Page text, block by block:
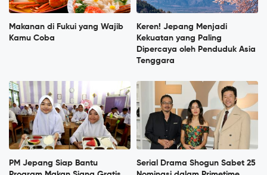
Makanan di Fukui yang Wajib
Kamu Coba
Keren! Jepang Menjadi
Kekuatan yang Paling
Dipercaya oleh Penduduk Asia
Tenggara
PM Jepang Siap Bantu
Serial Drama Shogun Sabet 25